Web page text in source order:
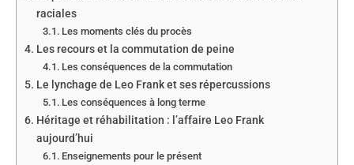
raciales
Les moments clés du procès
Les recours et la commutation de peine
Les conséquences de la commutation
Le lynchage de Leo Frank et ses répercussions
Les conséquences à long terme
Héritage et réhabilitation : l’affaire Leo Frank
aujourd’hui
Enseignements pour le présent